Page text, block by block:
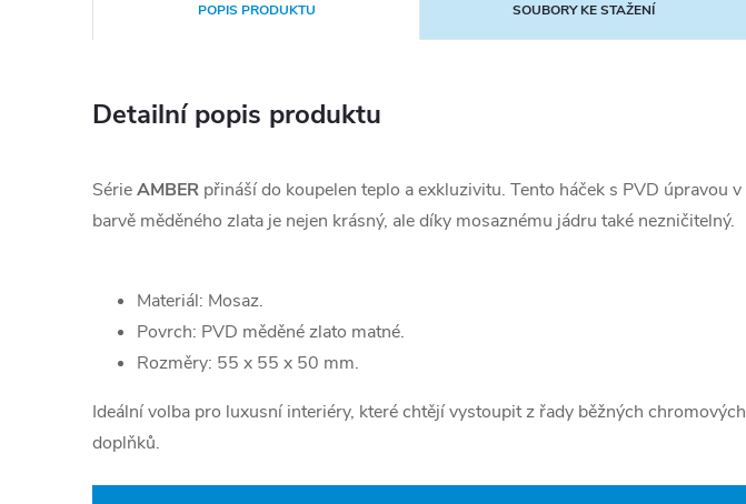
POPIS PRODUKTU SOUBORY KE STAŽENÍ
Detailní popis produktu
SérieAMBER přináší do koupelen teplo a exkluzivitu. Tento háček s PVD úpravou v
barvě měděného zlata je nejen krásný, ale díky mosaznému jádru také nezničitelný.
Materiál: Mosaz.
Povrch: PVD měděné zlato matné.
Rozměry: 55 x 55 x 50 mm.
Ideální volba pro luxusní interiéry, které chtějí vystoupit z řady běžných chromových
doplňků.